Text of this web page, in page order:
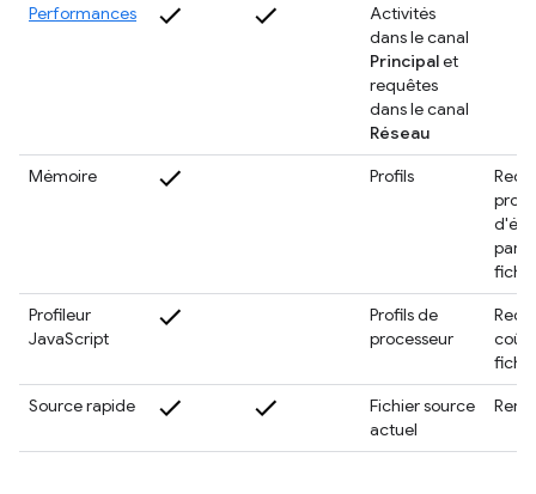
Performances
Activités
dans le canal
Principalet
requêtes
dans le canal
Réseau
Mémoire
Profils
par
Profileur
JavaScript
Profils de
processeur
coût,
Source rapide
Fichier source
actuel